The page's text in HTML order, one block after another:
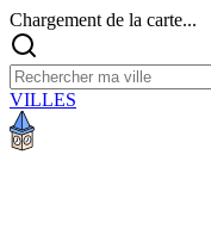
Chargement de la carte...
VILLES